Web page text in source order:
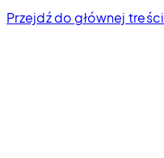
Przejdź do głównej treści